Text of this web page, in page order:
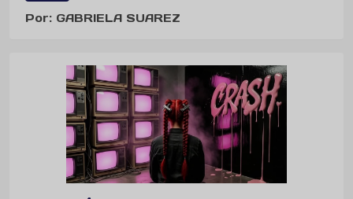
Por: GABRIELA SUAREZ